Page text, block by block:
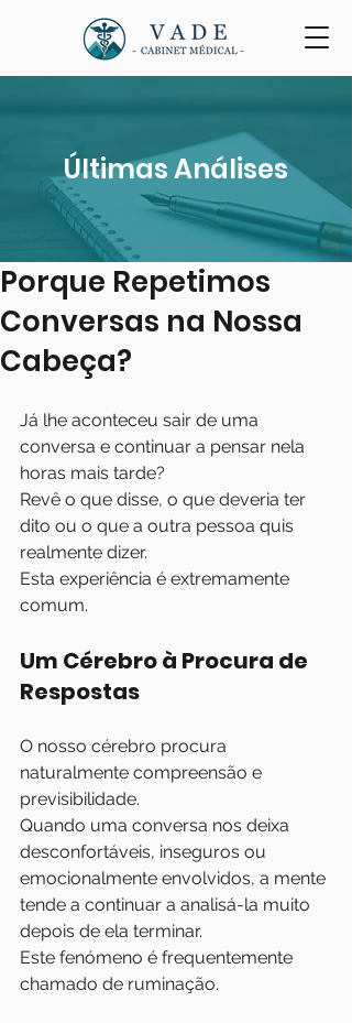
Últimas Análises
Porque Repetimos
Conversas na Nossa
Cabeça?
Já lhe aconteceu sair de uma
conversa e continuar a pensar nela
horas mais tarde?
Revê o que disse, o que deveria ter
dito ou o que a outra pessoa quis
realmente dizer.
Esta experiência é extremamente
comum.
Um Cérebro à Procura de
Respostas
O nosso cérebro procura
naturalmente compreensão e
previsibilidade.
Quando uma conversa nos deixa
desconfortáveis, inseguros ou
emocionalmente envolvidos, a mente
tende a continuar a analisá-la muito
depois de ela terminar.
Este fenómeno é frequentemente
chamado de ruminação.